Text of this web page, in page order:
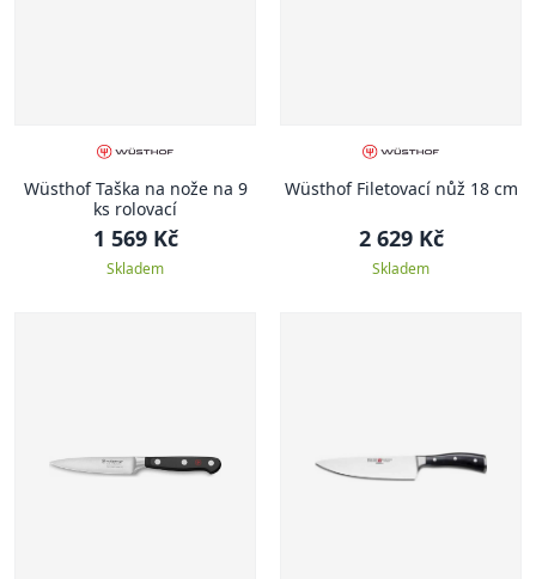
Wüsthof Taška na nože na 9
ks rolovací
1 569 Kč
Skladem
Wüsthof Filetovací nůž 18 cm
2 629 Kč
Skladem